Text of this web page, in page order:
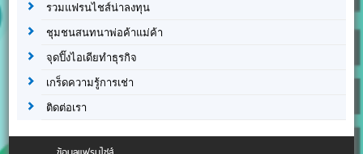
รวมแฟรนไชส์น่าลงทุน
ชุมชนสนทนาพ่อค้าแม่ค้า
จุดปิ๊งไอเดียทำธุรกิจ
เกร็ดความรู้การเช่า
ติดต่อเรา